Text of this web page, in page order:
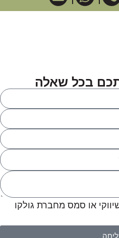
בכל שאלה
או סמס מחברת גולקו